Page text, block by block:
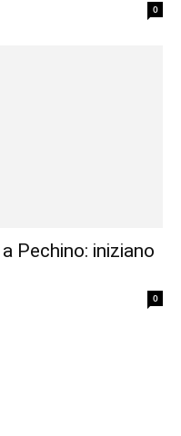
0
Pechino: iniziano
0